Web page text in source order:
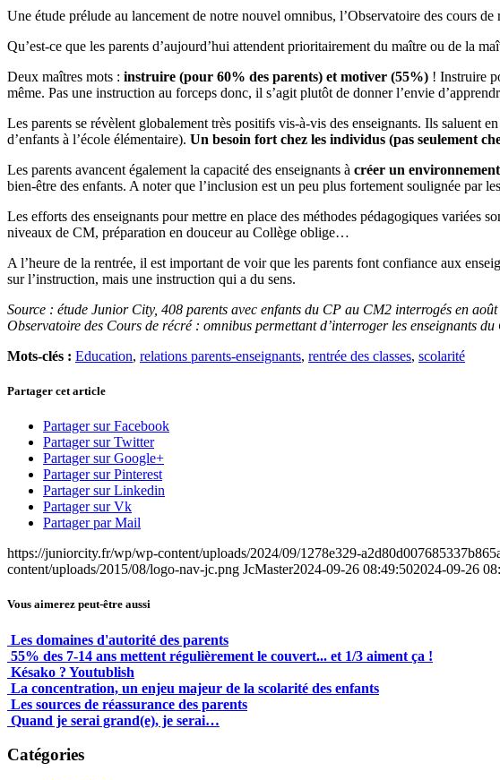
Une étude prélude au lancement de notre nouvel omnibus, l’Observatoire des cours
Qu’est-ce que les parents d’aujourd’hui attendent prioritairement du maître ou de la
Deux maîtres mots : instruire (pour 60% des parents) et motiver (55%) ! Instruire
même. Pas une instruction au forceps donc, il s’agit plutôt de donner l’envie
Les parents se révèlent globalement très positifs vis-à-vis des enseignants. Ils saluent
d’enfants à l’école élémentaire). Un besoin fort chez les individus (pas seulement
Les parents avancent également la capacité des enseignants à créer un
bien-être des enfants. A noter que l’inclusion est un peu plus fortement soulignée par
Les efforts des enseignants pour mettre en place des méthodes pédagogiques variées
niveaux de CM, préparation en douceur au Collège oblige…
A l’heure de la rentrée, il est important de voir que les parents font confiance aux
sur l’instruction, mais une instruction qui a du sens.
Source : étude Junior City, 408 parents avec enfants du CP au CM2 interrogés en août
Observatoire des Cours de récré : omnibus permettant d’interroger les enseignants
Mots-clés : Education, relations parents-enseignants, rentrée des classes, scolarité
Partager cet article
Partager sur Facebook
Partager sur Twitter
Partager sur Google+
Partager sur Pinterest
Partager sur Linkedin
Partager sur Vk
Partager par Mail
https://juniorcity.fr/wp/wp-content/uploads/2024/09/1278e329-
content/uploads/2015/08/logo-nav-jc.png JcMaster2024-09-26 08:49:502024-09-26
Vous aimerez peut-être aussi
Les domaines d'autorité des parents
55% des 7-14 ans mettent régulièrement le couvert... et 1/3 aiment ça !
Késako ? Youtublish
La concentration, un enjeu majeur de la scolarité des enfants
Les sources de réassurance des parents
Quand je serai grand(e), je serai…
Catégories